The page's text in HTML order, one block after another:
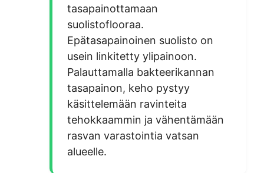
tasapainottamaan
suolistoflooraa.
Epätasapainoinen suolisto on
usein linkitetty ylipainoon.
Palauttamalla bakteerikannan
tasapainon, keho pystyy
käsittelemään ravinteita
tehokkaammin ja vähentämään
rasvan varastointia vatsan
alueelle.